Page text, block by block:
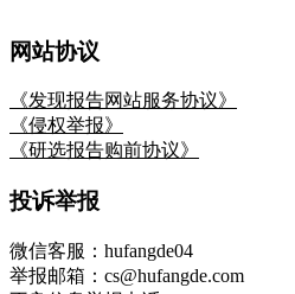
网站协议
《发现报告网站服务协议》
《侵权举报》
《研选报告购前协议》
投诉举报
微信客服：hufangde04
举报邮箱：cs@hufangde.com